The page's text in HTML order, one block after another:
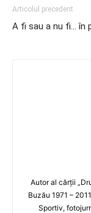
Articolul precedent
A fi sau a nu fi… în
Autor al cărţii
Buzău 1971 –
Sportiv,